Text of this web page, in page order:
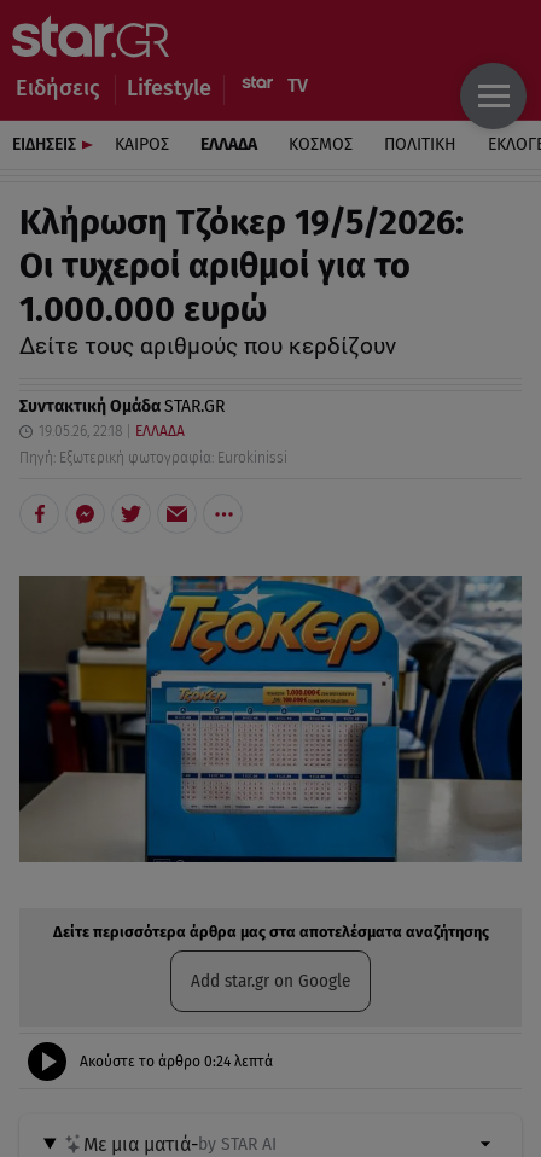
Ειδήσεις Lifestyle
ΕΙΔΗΣΕΙΣ ΚΑΙΡΟΣ ΕΛΛΑΔΑ ΚΟΣΜΟΣ ΠΟΛΙΤΙΚΗ
Κλήρωση Τζόκερ 19/5/2026:
Οι τυχεροί αριθμοί για το
1.000.000 ευρώ
Δείτε τους αριθμούς που κερδίζουν
Συντακτική ΟμάδαSTAR.GR
19.05.26, 22:18
ΕΛΛΑΔΑ
Πηγή: Εξωτερική φωτογραφία: Eurokinissi
Δείτε περισσότερα άρθρα μας στα αποτελέσματα αναζήτησης
Add star.gr on Google
Ακούστε το άρθρο 0:24 λεπτά
Με μια ματιά-by STAR AI